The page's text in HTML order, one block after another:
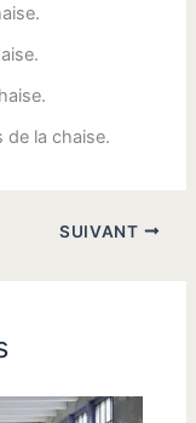
de la chaise.
SUIVANT